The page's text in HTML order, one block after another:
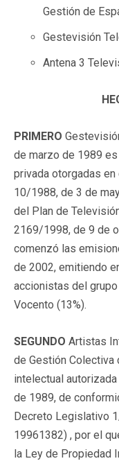
Gestión de
Gestevisión
Antena 3
PRIMERO
de marzo de 1989
privada otorgadas
10/1988, de 3 de
del Plan de
2169/1998, de 9 de
comenzó las
de 2002, emitiendo
accionistas del
Vocento (13%).
SEGUNDO Artistas
de Gestión Colectiva
intelectual
de 1989, de
Decreto Legislativo
19961382) , por el
la Ley de Propiedad